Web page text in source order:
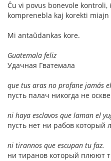
Ĉu vi povus bonevole
komprenebla kaj korekti
Mi antaŭdankas kore.
Guatemala feliz
Удачная Гватемала
que tus aras no profane jamás
пусть палач никогда не
ni haya esclavos que laman el
пусть нет ни рабов который
ni tirannos que escupan tu faz.
ни тиранов который плюют